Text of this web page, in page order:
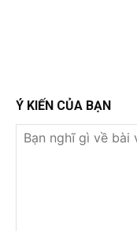
Ý KIẾN CỦA BẠN